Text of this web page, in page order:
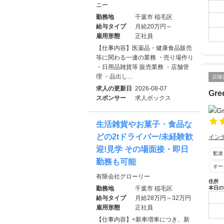
店舗
イン
配達
オ
住所
本日
ニー
勤務地
千葉市 稲毛区
給与タイプ
月給20万円～
雇用形態
正社員
【仕事内容】医薬品・健康食品販売
等に関わる一連の業務 ・売り場作り
・日用品雑貨等 販売業務 ・店舗管
理 ・品出し…
求人の更新日
2026-08-07
スポンサー
求人ボックス
生活雑貨やお菓子・食品な
どの2tドライバー/未経験歓
迎!見学 その場面接・即日
勤務も可能
有限会社グローリー
勤務地
千葉市 稲毛区
給与タイプ
月給28万円～32万円
雇用形態
正社員
【仕事内容】<新車増車につき、新